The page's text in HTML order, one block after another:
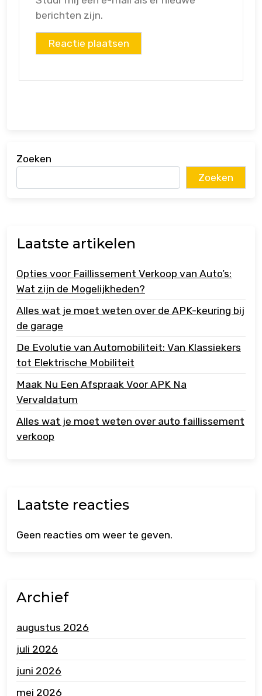
berichten zijn.
Zoeken
Zoeken
Laatste artikelen
Opties voor Faillissement Verkoop van Auto’s:
Wat zijn de Mogelijkheden?
Alles wat je moet weten over de APK-keuring bij
de garage
De Evolutie van Automobiliteit: Van Klassiekers
tot Elektrische Mobiliteit
Maak Nu Een Afspraak Voor APK Na
Vervaldatum
Alles wat je moet weten over auto faillissement
verkoop
Laatste reacties
Geen reacties om weer te geven.
Archief
augustus 2026
juli 2026
juni 2026
mei 2026